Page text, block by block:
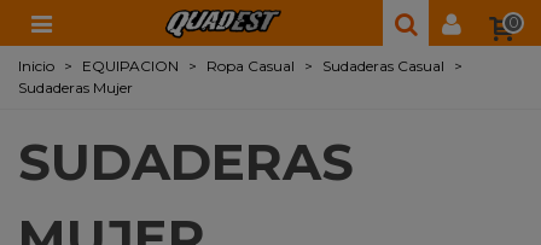
0
Inicio > EQUIPACION > Ropa Casual > Sudaderas Casual
>
Sudaderas Mujer
SUDADERAS